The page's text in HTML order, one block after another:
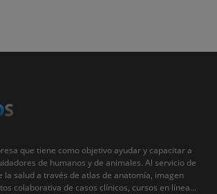
que tiene como objetivo ayudar y capacitar a
de humanos y de animales. Al servicio de
la salud a través de atlas de anatomía, imagen
colaborativa de casos clínicos, cursos en línea...